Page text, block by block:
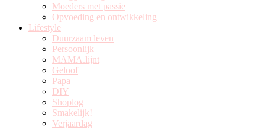
Moeders met passie
Opvoeding en ontwikkeling
Lifestyle
Duurzaam leven
Persoonlijk
MAMA.lijnt
Geloof
Papa
DIY
Shoplog
Smakelijk!
Verjaardag